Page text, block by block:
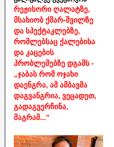
რეჟისორი ღალატზე,
მსახიობ ქმარ-შვილზე
და სპექტაკლებზე,
რომლებსაც ქალებისა
და კაცების
პრობლემებზე დგამს -
„ჯაბას რომ ოჯახი
დაენგრა, ამ ამბავმა
დაგვანგრია, ვეცადეთ,
გადაგვერჩინა,
მაგრამ...“